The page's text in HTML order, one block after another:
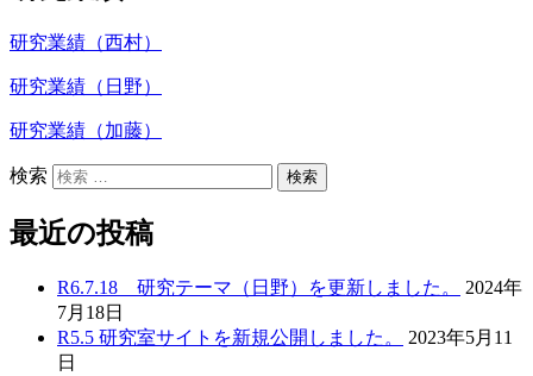
研究業績（西村）
研究業績（日野）
研究業績（加藤）
検索
最近の投稿
R6.7.18 研究テーマ（日野）を更新しました。
2024年
7月18日
R5.5 研究室サイトを新規公開しました。
2023年5月11
日